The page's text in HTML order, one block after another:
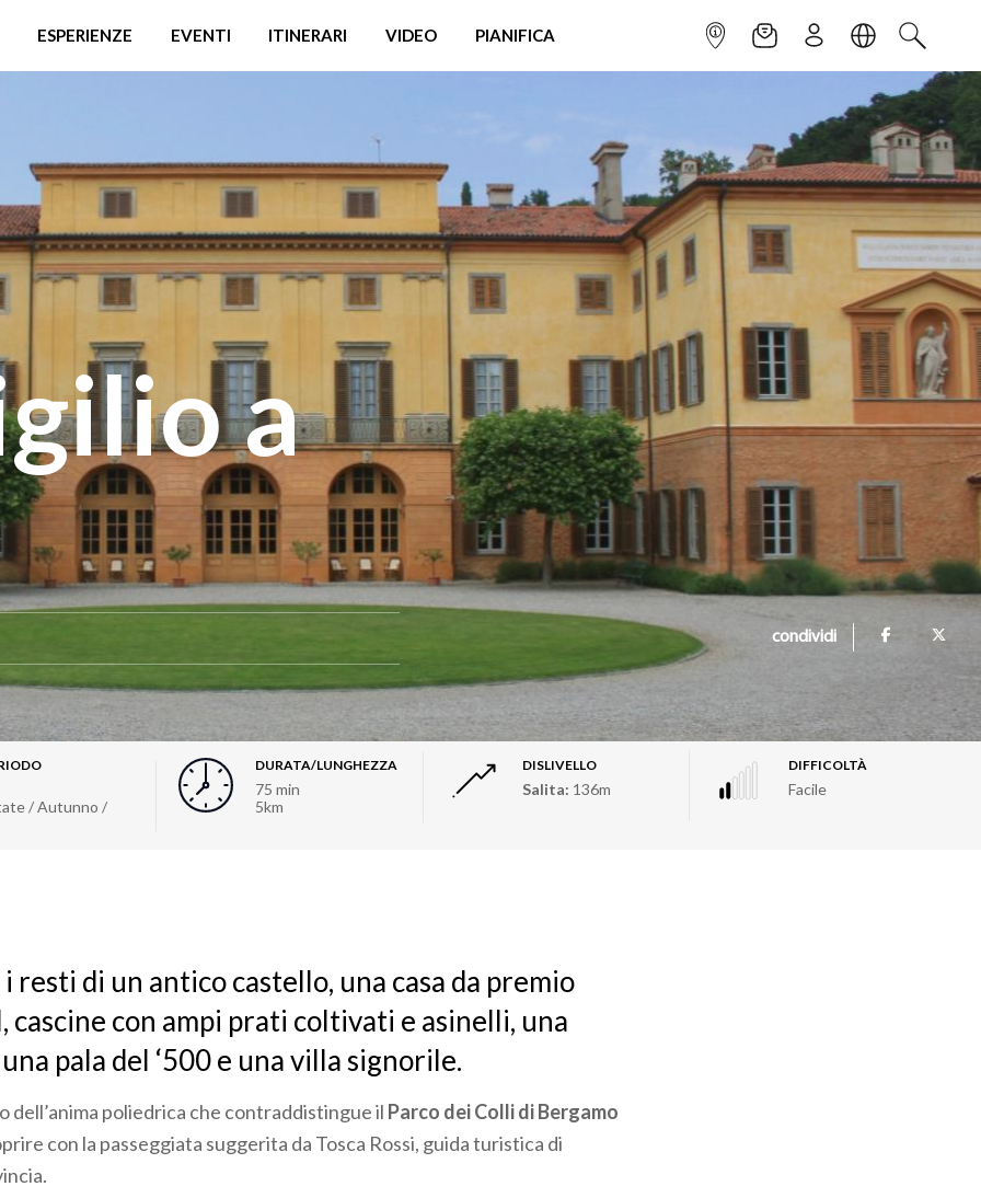
ESPERIENZE EVENTI ITINERARI VIDEO PIANIFICA INFOPOINTNEWSLETTER
ISCRIVITILINGUACERCA
a
condividi
/ Autunno /
DURATA/LUNGHEZZA
75 min
5km
DISLIVELLO
Salita: 136m
DIFFICOLTÀ
Facile
i resti di un antico castello, una casa da premio
cascine con ampi prati coltivati e asinelli, una
pala del ‘500 e una villa signorile.
dell’anima poliedrica che contraddistingue il Parco dei Colli di Bergamo
con la passeggiata suggerita da Tosca Rossi, guida turistica di